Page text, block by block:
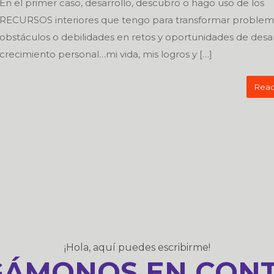
En el primer caso, desarrollo, descubro o hago uso de los
RECURSOS interiores que tengo para transformar
obstáculos o debilidades en retos y oportunidades de
crecimiento personal…mi vida, mis logros y […]
¡Hola, aquí puedes escribirme!